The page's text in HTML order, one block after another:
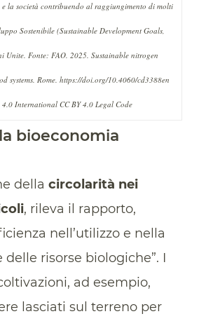
e la società contribuendo al raggiungimento di molti
Sostenibile (Sustainable Development Goals,
Unite. Fonte: FAO. 2025. Sustainable nitrogen
systems. Rome. https://doi.org/10.4060/cd3388en
International CC BY 4.0 Legal Code
bioeconomia
della circolarità nei
, rileva il rapporto,
nell’utilizzo e nella
delle risorse biologiche”. I
ad esempio,
lasciati sul terreno per